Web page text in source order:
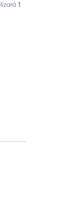
1